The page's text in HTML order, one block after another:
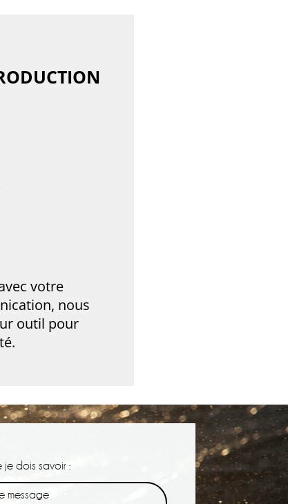
votre
nous
outil pour
je dois savoir :